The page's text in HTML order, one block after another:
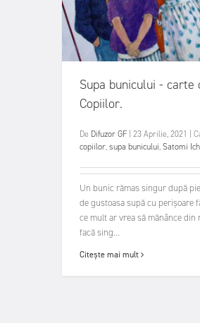
Supa bunicului -
Copiilor.
De Difuzor GF 23 Aprilie, 2021
copiilor,supa bunicului,Satomi
Un bunic rămas singur după
de gustoasa supă cu perișoare
ce mult ar vrea să mănânce din
facă sing...
Citește mai mult